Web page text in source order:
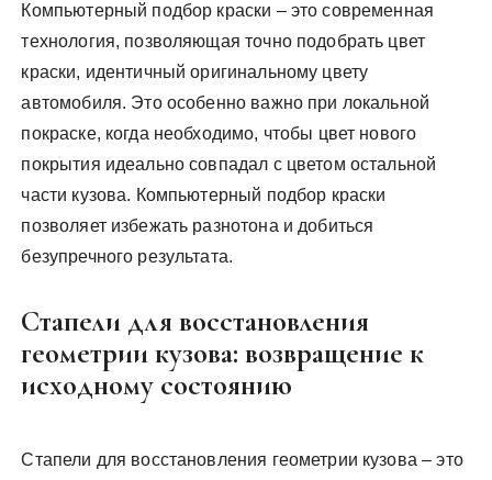
Компьютерный подбор краски – это современная
технология, позволяющая точно подобрать цвет
краски, идентичный оригинальному цвету
автомобиля. Это особенно важно при локальной
покраске, когда необходимо, чтобы цвет нового
покрытия идеально совпадал с цветом остальной
части кузова. Компьютерный подбор краски
позволяет избежать разнотона и добиться
безупречного результата.
Стапели для восстановления
геометрии кузова: возвращение к
исходному состоянию
Стапели для восстановления геометрии кузова – это